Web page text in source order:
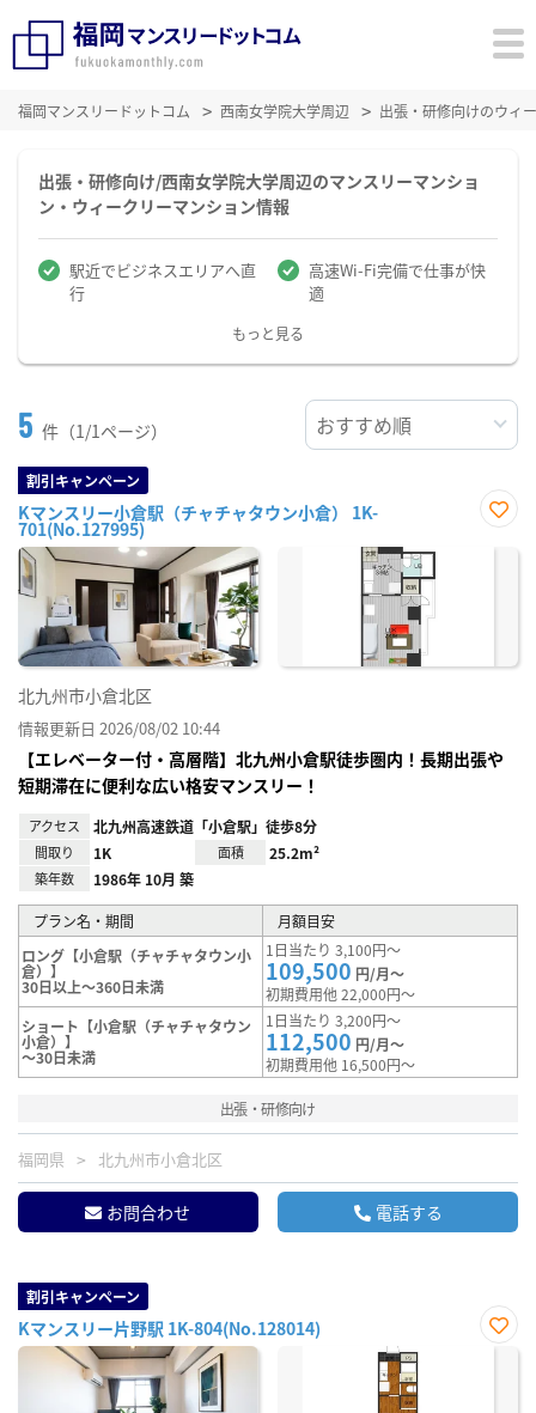
福岡マンスリードットコム 西南女学院大学周辺 出張・研修向けのウィ
出張・研修向け/西南女学院大学周辺のマンスリーマンショ
ン・ウィークリーマンション情報
駅近でビジネスエリアへ直
行
高速Wi-Fi完備で仕事が快
適
もっと見る
5 件（1/1ページ）
割引キャンペーン
Kマンスリー小倉駅（チャチャタウン小倉） 1K-
701(No.127995)
に入
北九州市小倉北区
情報更新日 2026/08/02 10:44
【エレベーター付・高層階】北九州小倉駅徒歩圏内！長期出張や
短期滞在に便利な広い格安マンスリー！
アクセス 北九州高速鉄道「小倉駅」徒歩8分
間取り 1K 面積 25.2m²
築年数 1986年 10月 築
プラン名・期間
月額目安
ロング【小倉駅（チャチャタウン小
倉）】
30日以上～360日未満
1日当たり 3,100円～
109,500 円/月～
初期費用他 22,000円～
ショート【小倉駅（チャチャタウン
小倉）】
～30日未満
1日当たり 3,200円～
112,500 円/月～
初期費用他 16,500円～
出張・研修向け
福岡県 北九州市小倉北区
お問合わせ 電話する
割引キャンペーン
Kマンスリー片野駅 1K-804(No.128014)
お気